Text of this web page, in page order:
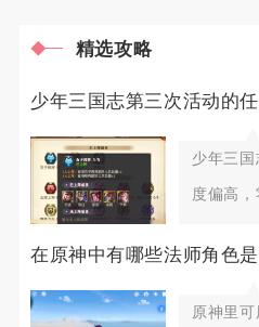
精选攻略
少年三
度偏高
在原神中有哪些法师角色
原神里